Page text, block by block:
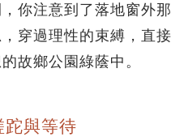
你注意到了落地窗外那
穿過理性的束縛，直接
故鄉公園綠蔭中。
跎與等待